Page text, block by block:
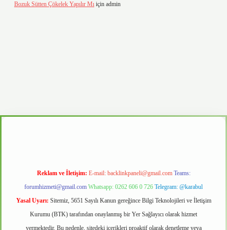
Bozuk Sütten Çökelek Yapılır Mı için admin
Reklam ve İletişim: E-mail: backlinkpaneli@gmail.com Teams:
forumhizmeti@gmail.com Whatsapp: 0262 606 0 726 Telegram: @karabul
Yasal Uyarı: Sitemiz, 5651 Sayılı Kanun gereğince Bilgi Teknolojileri ve İletişim
Kurumu (BTK) tarafından onaylanmış bir Yer Sağlayıcı olarak hizmet
vermektedir. Bu nedenle, sitedeki içerikleri proaktif olarak denetleme veya